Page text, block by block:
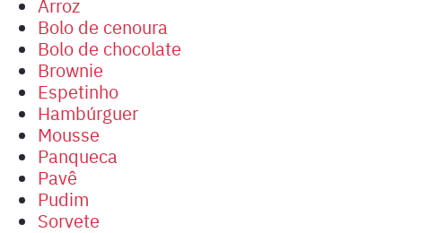
Arroz
Bolo de cenoura
Bolo de chocolate
Brownie
Espetinho
Hambúrguer
Mousse
Panqueca
Pavê
Pudim
Sorvete